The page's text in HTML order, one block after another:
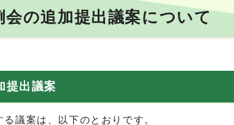
の追加提出議案について
提出議案
議案は、以下のとおりです。